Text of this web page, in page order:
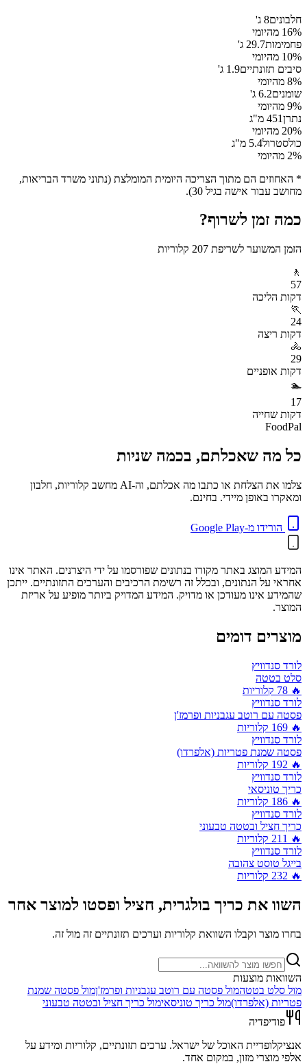
חלבונים8 ג'
16% מהיומי
פחמימות29.7 ג'
10% מהיומי
סיבים תזונתיים1.9 ג'
8% מהיומי
שומנים6.2 ג'
9% מהיומי
נתרן451 מ"ג
20% מהיומי
כולסטרול5.4 מ"ג
2% מהיומי
* האחוזים הם מתוך הצריכה היומית המומלצת (נתוני משרד הבריאות,
מחושב עבור אישה בגיל 30).
כמה זמן לשרוף?
הזמן המשוער לשריפת 207 קלוריות
🚶
57
דקות הליכה
🏃
24
דקות ריצה
🚴
29
דקות אופניים
🏊
17
דקות שחייה
FoodPal
כל מה שאכלתם, בכמה שניות
צלמו את הצלחת או כתבו מה אכלתם, וה-AI מחשב קלוריות, חלבון
ומאקרו באופן מיידי. בחינם.
הורידו מ-Google Play
המידע המוצג באתר מקורו בנתונים שפורסמו על ידי היצרנים. האתר אינו
אחראי על הנתונים, ובכלל זה רשימת הרכיבים והערכים התזונתיים. ייתכן
שהמידע אינו מעודכן או מדויק. המידע המדויק ביותר מופיע על אריזת
המוצר.
מוצרים דומים
לורד סנדוויץ
סלט בטטה
🔥
78 קלוריות
לורד סנדוויץ
פסטה עם רוטב עגבניות ופרמז'ן
🔥
169 קלוריות
לורד סנדוויץ
פסטה שמנת פטריות (אלפרדו)
🔥
192 קלוריות
לורד סנדוויץ
כריך טוניסאי
🔥
186 קלוריות
לורד סנדוויץ
כריך חציל ובטטה טבעוני
🔥
211 קלוריות
לורד סנדוויץ
בייגל טוסט צהובה
🔥
232 קלוריות
השוו את כריך בולגרית, חציל ופסטו למוצר אחר
בחרו מוצר וקבלו השוואת קלוריות וערכים תזונתיים זה מול זה.
השוואות מוצעות
מול סלט בטטהמול פסטה עם רוטב עגבניות ופרמז'ןמול פסטה שמנת
פטריות (אלפרדו)מול כריך טוניסאימול כריך חציל ובטטה טבעוני
פודיפדיה
אנציקלופדיית האוכל של ישראל. ערכים תזונתיים, קלוריות ומידע על
אלפי מוצרי מזון, במקום אחד.